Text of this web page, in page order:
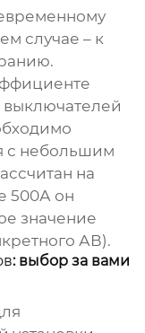
случае – к
выключателей
с небольшим
на
500А он
значение
АВ).
: выбор за вами